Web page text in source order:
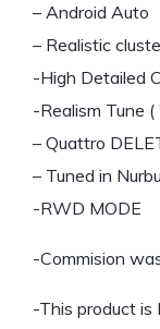
– Android Auto
– Realistic
-High Detailed
-Realism Tune
– Quattro
– Tuned in
-RWD MODE
-Commision
-This product is